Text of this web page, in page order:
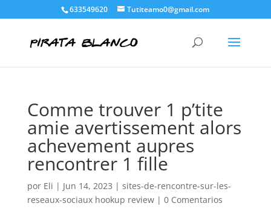
633549620 Tutiteamo0@gmail.com
Comme trouver 1 p’tite
amie avertissement alors
achevement aupres
rencontrer 1 fille
por Eli | Jun 14, 2023 | sites-de-rencontre-sur-les-
reseaux-sociaux hookup review| 0 Comentarios